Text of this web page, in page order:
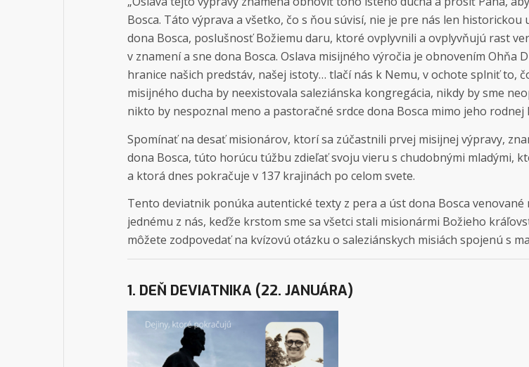
Bosca. Táto výprava a všetko, čo s ňou súvisí, nie je pre nás len historickou
dona Bosca, poslušnosť Božiemu daru, ktoré ovplyvnili a ovplyvňujú rast
v znamení a sne dona Bosca. Oslava misijného výročia je obnovením Ohňa
hranice našich predstáv, našej istoty… tlačí nás k Nemu, v ochote splniť to,
misijného ducha by neexistovala saleziánska kongregácia, nikdy by sme
nikto by nespoznal meno a pastoračné srdce dona Bosca mimo jeho rodnej
Spomínať na desať misionárov, ktorí sa zúčastnili prvej misijnej výpravy,
dona Bosca, túto horúcu túžbu zdieľať svoju vieru s chudobnými mladými,
a ktorá dnes pokračuje v 137 krajinách po celom svete.
Tento deviatnik ponúka autentické texty z pera a úst dona Bosca venované
jednému z nás, keďže krstom sme sa všetci stali misionármi Božieho
môžete zodpovedať na kvízovú otázku o saleziánskych misiách spojenú s
1. DEŇ DEVIATNIKA (22. JANUÁRA)